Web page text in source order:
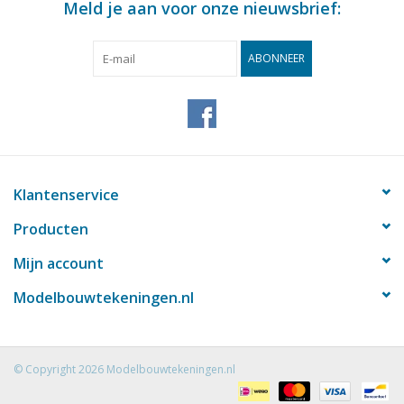
Meld je aan voor onze nieuwsbrief:
ABONNEER
Klantenservice
Producten
Mijn account
Modelbouwtekeningen.nl
© Copyright 2026 Modelbouwtekeningen.nl